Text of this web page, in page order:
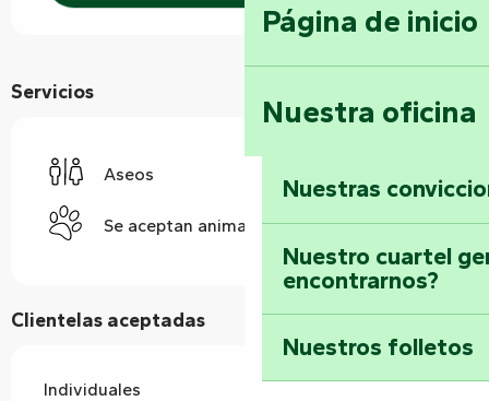
Página de inicio
Nuestra oficina
Nuestras
Nuestro cuartel
encontrarnos?
Nuestros folletos
Servicios
Aseos
Se aceptan animales
Clientelas aceptadas
Individuales